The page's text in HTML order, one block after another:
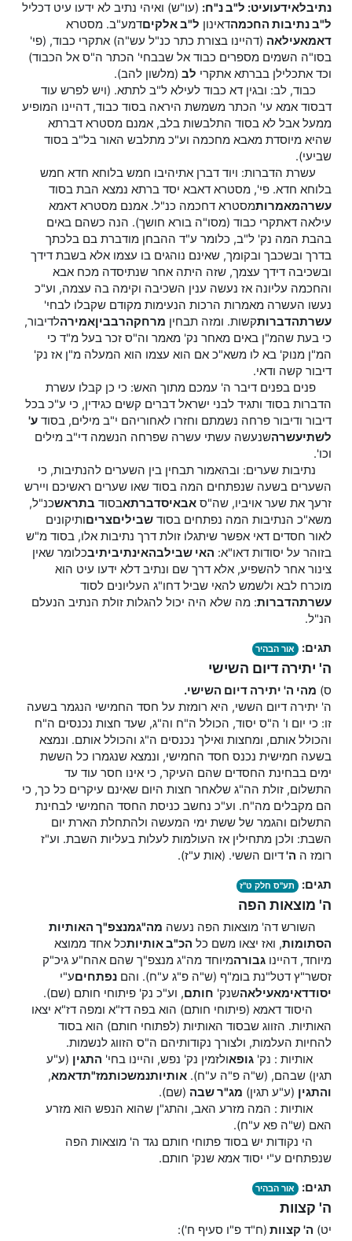
נתיבלאידעועיט: ל"ב נ"ח: (עו"ש) ואיהי נתיב לא ידעו עיט דכליל
ל"ב נתיבות החכמהדאינון ל"ב אלקיםדמע"ב. מסטרא
דאמאעילאה (דהיינו בצורת כתר כנ"ל עש"ה) אתקרי כבוד, (פי'
בסו"ה השמים מספרים כבוד אל שבבחי' הכתר ה"ס אל הכבוד)
וכד אתכלילן בברתא אתקרי לב (מלשון להב).
כבוד, לב: ובגין דא כבוד לעילא ל"ב לתתא. (ויש לפרש עוד
דבסוד אמא עי' הכתר משמשת היראה בסוד כבוד, דהיינו המופיע
ממעל אבל לא בסוד התלבשות בלב, אמנם מסטרא דברתא
שהיא מיוסדת מאבא מחכמה וע"כ מתלבש האור בל"ב בסוד
שביעי).
עשרת הדברות: ויוד דברן אתיהיבו חמש בלוחא חדא חמש
בלוחא חדא. פי', מסטרא דאבא יסד ברתא נמצא הבת בסוד
עשרהמאמרותמסטרא דחכמה כנ"ל. אמנם מסטרא דאמא
עילאה דאתקרי כבוד (מסו"ה בורא חושך). הנה כשהם באים
בהבת המה נק' ל"ב, כלומר ע"ד ההבחן מודברת בם בלכתך
בדרך ובשכבך ובקומך, שאינם נוהגים בו עצמו אלא בשבת דידך
ובשכיבה דידך עצמך, שזה היתה אחר שנתיסדה מכח אבא
והחכמה עליונה אז נעשה ענין השכיבה וקימה בה עצמה, וע"כ
נעשו העשרה מאמרות הרכות הנעימות מקודם שקבלו לבחי'
עשרתהדברותקשות. ומזה תבחין מרחקהרבביןאמירהלדיבור,
כי בעת שהמ"ן באים מאחר נק' מאמר וה"ס זכר בעל מ"ד כי
המ"ן מנוק' בא לו משא"כ אם הוא עצמו הוא המעלה מ"ן אז נק'
דיבור קשה ודאי.
פנים בפנים דיבר ה' עמכם מתוך האש: כי כן קבלו עשרת
הדברות בסוד ותגיד לבני ישראל דברים קשים כגידין, כי ע"כ בכל
דיבור ודיבור פרחה נשמתם וחזרו לאחוריהם י"ב מילים, בסודע'
לשתיעשרהשנעשה עשתי עשרה שפרחה הנשמה די"ב מילים
וכו'.
נתיבות שערים: ובהאמור תבחין בין השערים להנתיבות, כי
השערים בשעה שנפתחים המה בסוד שאו שערים ראשיכם ויירש
זרעך את שער אויביו, שה"סאבאיסדברתאבסוד בתראשכנ"ל,
משא"כ הנתיבות המה נפתחים בסודשביליםצריםותיקונים
לאור חסדים דאי אפשר שיתגלו זולת דרך נתיבות אלו, בסוד מ"ש
בזוהר על יסודות דאו"א: האי שבילבהאינתיביתיבכלומר שאין
צינור אחר להשפיע, אלא דרך שם ונתיב דלא ידעו עיט הוא
מוכרח לבא ולשמש להאי שביל דחו"ג העליונים לסוד
עשרתהדברות: מה שלא היה יכול להגלות זולת הנתיב הנעלם
הנ"ל.
תגים: אור הבהיר
ה' יתירה דיום השישי
ס) מהי ה' יתירה דיום השישי.
ה' יתירה דיום הששי, היא רומזת על חסד החמישי הנגמר בשעה
זו: כי יום ו' ה"ס יסוד, הכולל ה"ח וה"ג, שעד חצות נכנסים ה"ח
והכולל אותם, ומחצות ואילך נכנסים ה"ג והכולל אותם. ונמצא
בשעה חמישית נכנס חסד החמישי, ונמצא שנגמרו כל הששת
ימים בבחינת החסדים שהם העיקר, כי אינו חסר עוד עד
התשלום, זולת הה"ג שלאחר חצות היום שאינם עיקרים כל כך, כי
הם מקבלים מה"ח. וע"כ נחשב כניסת החסד החמישי לבחינת
התשלום והגמר של ששת ימי המעשה ולהתחלת הארת יום
השבת: ולכן מתחילין אז העולמות לעלות בעליות השבת. וע"ז
רומז ה ה'דיום הששי. (אות ע"ז).
תגים: תע"ס חלק ט"ז
ה' מוצאות הפה
השורש דה' מוצאות הפה נעשה מה"גמנצפ"ך האותיות
הסתומות, ואז יצאו משם כל הכ"ב אותיותכל אחד ממוצא
מיוחד, דהיינוגבורהמיוחד מה"ג מנצפ"ך שהם אהח"ע גיכ"ק
זסשר"ץ דטל"נת בומ"ף (ש"ה פ"ג ע"ח). והםנפתחיםע"י
יסודדאימאעילאהשנק' חותם, וע"כ נק' פיתוחי חותם (שם).
היסוד דאמא (פיתוחי חותם) הוא בפה דז"א ומפה דז"א יצאו
האותיות. הזווג שבסוד האותיות (לפתוחי חותם) הוא בסוד
להחיות העלמות, ולצורך נקודותיהם ה"ס הזווג לנשמות.
אותיות : נק'גופאולזמין נק' נפש, והיינו בחי' התגין (ע"ע
תגין) שבהם, (ש"ה פ"ה ע"ח).אותיותנמשכותמז"תדאמא,
והתגין (ע"ע תגין) מג"ר שבה (שם).
אותיות : המה מזרע האב, והתג"ן שהוא הנפש הוא מזרע
האם (ש"ה פא ע"ח).
הי נקודות יש בסוד פתוחי חותם נגד ה' מוצאות הפה
שנפתחים ע"י יסוד אמא שנק' חותם.
תגים: אור הבהיר
ה' קצוות
יט) ה' קצוות (ח"ד פ"ו סעיף ח'):